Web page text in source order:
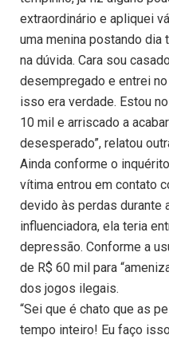
extraordinário e apliquei
uma menina postando dia
na dúvida. Cara sou
desempregado e entrei
isso era verdade. Estou
10 mil e arriscado a
desesperado”, relatou
Ainda conforme o
vítima entrou em contato
devido às perdas durante
influenciadora, ela teria
depressão. Conforme a
de R$ 60 mil para
dos jogos ilegais.
“Sei que é chato que as
tempo inteiro! Eu faço